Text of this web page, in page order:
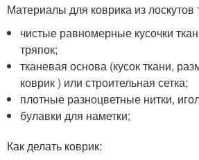
Материалы для коврика из лоскутов
чистые равномерные кусочки
тряпок;
тканевая основа (кусок ткани,
коврик ) или строительная сетка;
плотные разноцветные нитки,
булавки для наметки;
Как делать коврик: